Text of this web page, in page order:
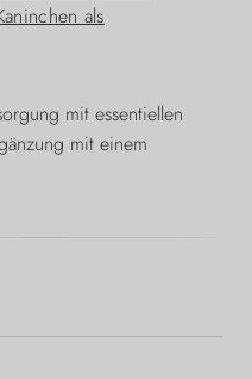
als
mit essentiellen
mit einem